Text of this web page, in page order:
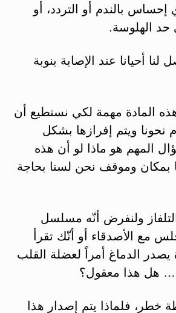
بالندم أو التردد، أو
الهلوسة.
أحيانا عند الإصابة بنوبة
المادة مهمة لكي نستطيع أن
نحونا ويتم إفرازها بشكل
المهم هو ماذا لو أن هذه
بمكان وموقف نحن لسنا بحاجة
ولنفرض أنّه مسلسل
مع الأصدقاء أو أنّك تقرأ
يصدر الدماغ أمراً لعضلة القلب
هل هذا معقول؟
خطر، فلماذا يتم إصدار هذا